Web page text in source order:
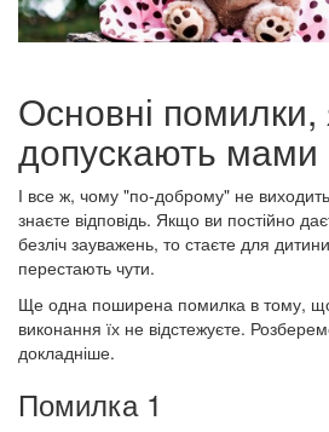
Основні помилки,
допускають мами
І все ж, чому "по-доброму" не
знаєте відповідь. Якщо ви постійно
безліч зауважень, то стаєте для
перестають чути.
Ще одна поширена помилка в тому, що
виконання їх не відстежуєте.
докладніше.
Помилка 1